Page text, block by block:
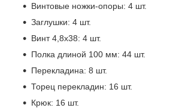
Винтовые ножки-опоры: 4 шт.
Заглушки: 4 шт.
Винт 4,8x38: 4 шт.
Полка длиной 100 мм: 44 шт.
Перекладина: 8 шт.
Торец перекладин: 16 шт.
Крюк: 16 шт.